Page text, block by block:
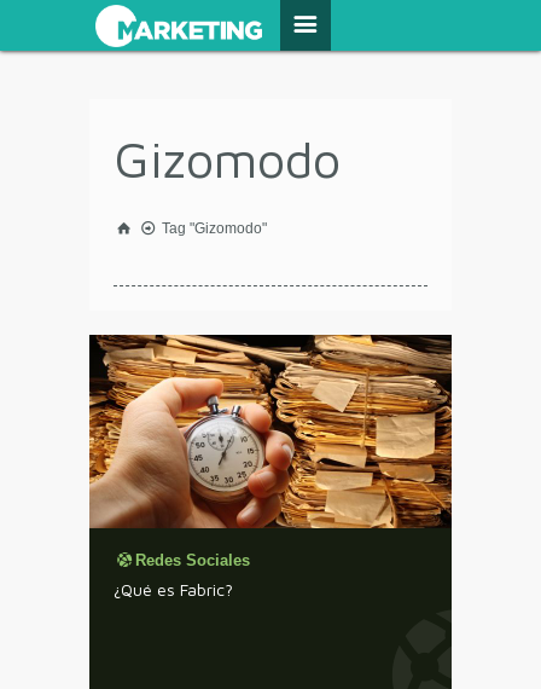
Gizomodo
Tag "Gizomodo"
Redes Sociales
¿Qué es Fabric?